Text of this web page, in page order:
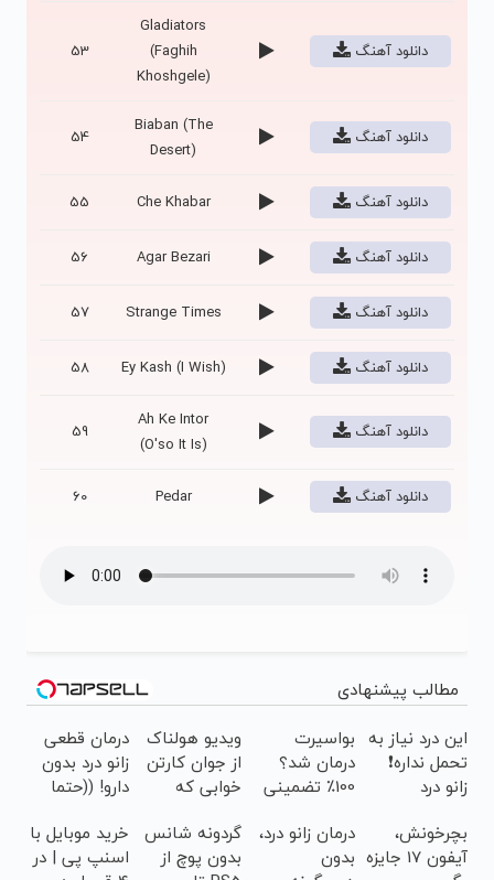
53
Gladiators
(Faghih
Khoshgele)
دانلود آهنگ
54
Biaban (The
Desert)
دانلود آهنگ
55 Che Khabar دانلود آهنگ
56 Agar Bezari دانلود آهنگ
57 Strange Times دانلود آهنگ
58 Ey Kash (I Wish) دانلود آهنگ
59
Ah Ke Intor
(O'so It Is)
دانلود آهنگ
60 Pedar دانلود آهنگ
مطالب پیشنهادی
این درد نیاز به
تحمل نداره❗
زانو درد
بواسیرت
درمان شد؟
100٪ تضمینی
بازگشت
ویدیو هولناک
از جوان کارتن
خوابی که
آموزش رایگان
درمان قطعی
زانو درد بدون
دارو! ((حتما
پر کن))
بچرخونش،
آیفون 17 جایزه
درمان زانو درد،
بدون
گردونه شانس
بدون پوچ از
خرید موبایل با
اسنپ پی | در